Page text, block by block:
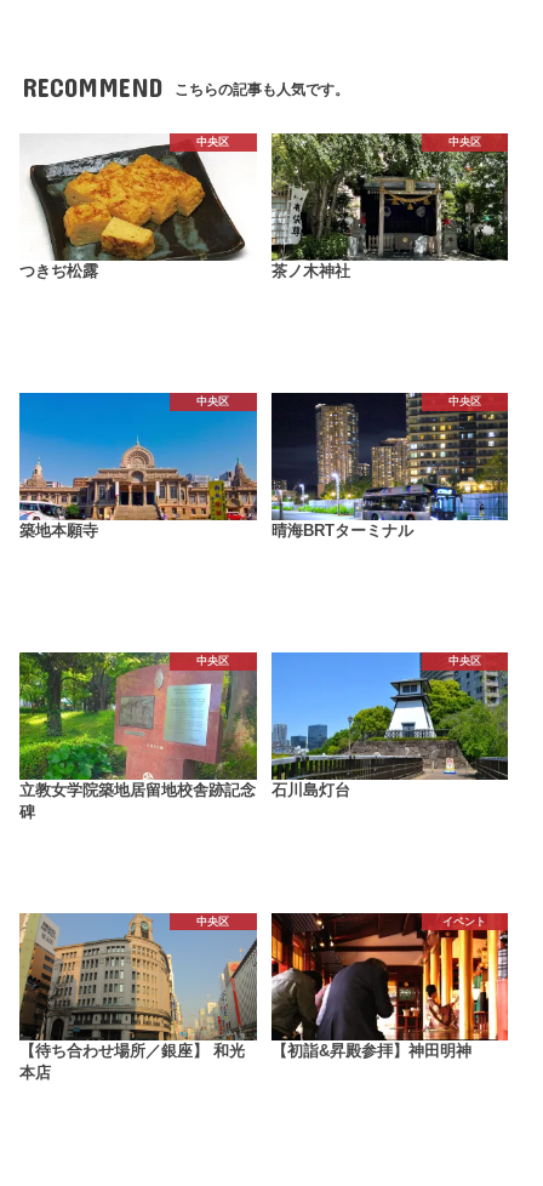
RECOMMEND こちらの記事も人気です。
中央区
つきぢ松露
中央区
茶ノ木神社
中央区
築地本願寺
中央区
晴海BRTターミナル
中央区
立教女学院築地居留地校舎跡記念
碑
中央区
石川島灯台
中央区
【待ち合わせ場所／銀座】 和光
本店
イベント
【初詣&昇殿参拝】神田明神